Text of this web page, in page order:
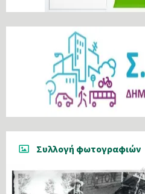
Συλλογή φωτογραφιών